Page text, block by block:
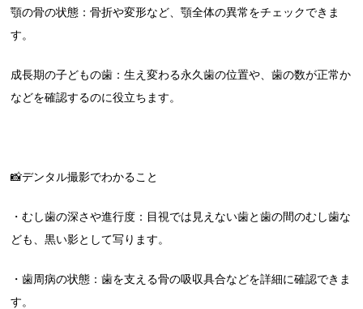
顎の骨の状態：骨折や変形など、顎全体の異常をチェックできま
す。
成長期の子どもの歯：生え変わる永久歯の位置や、歯の数が正常か
などを確認するのに役立ちます。
📸デンタル撮影でわかること
・むし歯の深さや進行度：目視では見えない歯と歯の間のむし歯な
ども、黒い影として写ります。
・歯周病の状態：歯を支える骨の吸収具合などを詳細に確認できま
す。